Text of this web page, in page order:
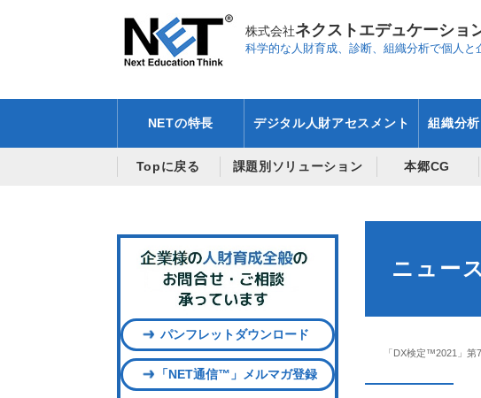
株式会社ネクストエデュケーショ
科学的な人財育成、診断、組織分析で個人と
NETの特長 デジタル人財アセスメント 組織分
Topに戻る 課題別ソリューション 本郷CG
ニュー
「DX検定™2021」
パンフレットダウンロード
「NET通信™」メルマガ登録